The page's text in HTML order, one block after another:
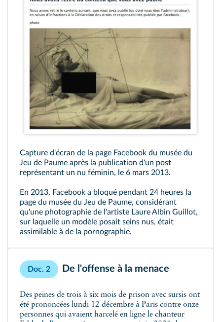
Capture d'écran de la page Facebook du musée du
Jeu de Paume après la publication d'un post
représentant un nu féminin, le 6 mars 2013.
En 2013, Facebook a bloqué pendant 24 heures la
page du musée du Jeu de Paume, considérant
qu'une photographie de l'artiste Laure Albin Guillot,
sur laquelle un modèle posait seins nus, était
assimilable à de la pornographie.
Doc. 2 De l'offense à la menace
Des peines de trois à six mois de prison avec sursis ont
été prononcées lundi 12 décembre à Paris contre onze
personnes qui avaient harcelé en ligne le chanteur